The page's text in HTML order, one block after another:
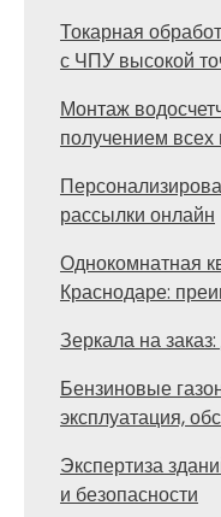
Токарная
с ЧПУ высокой
Монтаж
получением
рассылки онлайн
Однокомнатная
Краснодаре:
Зеркала на
Бензиновые
эксплуатация,
Экспертиза
и безопасности